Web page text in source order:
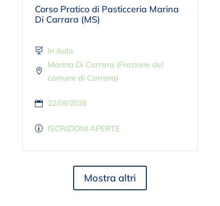
Corso Pratico di Pasticceria Marina
Di Carrara (MS)
In Aula
Marina Di Carrara (Frazione del
comune di Carrara)
22/09/2026
ISCRIZIONI APERTE
Mostra altri